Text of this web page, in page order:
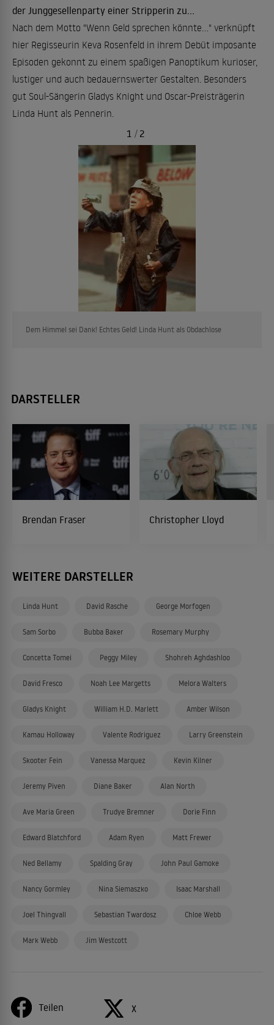
der Junggesellenparty einer Stripperin zu...
Nach dem Motto "Wenn Geld sprechen könnte..." verknüpft
hier Regisseurin Keva Rosenfeld in ihrem Debüt imposante
Episoden gekonnt zu einem spaßigen Panoptikum kurioser,
lustiger und auch bedauernswerter Gestalten. Besonders
gut Soul-Sängerin Gladys Knight und Oscar-Preisträgerin
Linda Hunt als Pennerin.
Dem Himmel sei Dank! Echtes Geld! Linda Hunt als Obdachlose
1 / 2
DARSTELLER
Brendan Fraser Christopher Lloyd
WEITERE DARSTELLER
Linda Hunt David Rasche George Morfogen
Sam Sorbo Bubba Baker Rosemary Murphy
Concetta Tomei Peggy Miley Shohreh Aghdashloo
David Fresco Noah Lee Margetts Melora Walters
Gladys Knight William H.D. Marlett Amber Wilson
Kamau Holloway Valente Rodriguez Larry Greenstein
Skooter Fein Vanessa Marquez Kevin Kilner
Jeremy Piven Diane Baker Alan North
Ave Maria Green Trudye Bremner Dorie Finn
Edward Blatchford Adam Ryen Matt Frewer
Ned Bellamy Spalding Gray John Paul Gamoke
Nancy Gormley Nina Siemaszko Isaac Marshall
Joel Thingvall Sebastian Twardosz Chloe Webb
Mark Webb Jim Westcott
Teilen X